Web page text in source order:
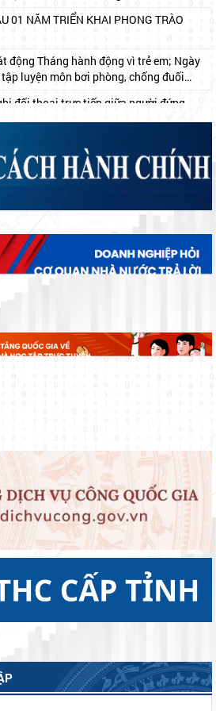
luyện môn bơi phòng, chống đuối
hè năm 2026
chúc mừng Đại lễ Phật đản năm 2026
kết giao ước thi đua năm 2026
NGƯỜI CÓ CÔNG NHÂN DỊP KỶ
BINH - LIỆT SĨ
ĐÌNH CHÍNH SÁCH NHÂN KỶ NIỆM 79
- LIỆT SĨ
DỊP KỶ NIỆM 79 NĂM NGÀY
PHẦN KIỆN TOÀN TỔ CHỨC Ở CƠ
HIỆU QUẢ QUẢN LÝ HÀNH CHÍNH
BHXH, BHYT 6 tháng đầu năm 2026
tháng cuối năm 2026
CHỨC BỘ MÁY, NHÂN SỰ THÔN MỚI
2031
2026.